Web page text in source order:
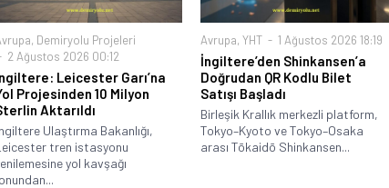
, Demiryolu Projeleri
2 Ağustos 2026 00:12
Leicester Garı’na
Projesinden 10 Milyon
Aktarıldı
Ulaştırma Bakanlığı,
tren istasyonu
yol kavşağı
Avrupa,YHT 1 Ağustos 2026 18:19
İngiltere’den Shinkansen’a
Doğrudan QR Kodlu Bilet
Satışı Başladı
Birleşik Krallık merkezli platform,
Tokyo–Kyoto ve Tokyo–Osaka
arası Tōkaidō Shinkansen...